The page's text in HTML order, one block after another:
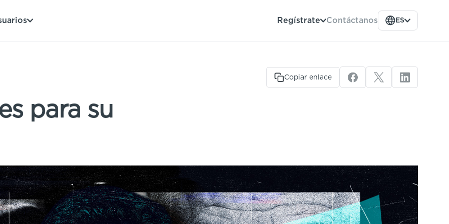
Regístrate Contáctanos ES
Copiar enlace
para su